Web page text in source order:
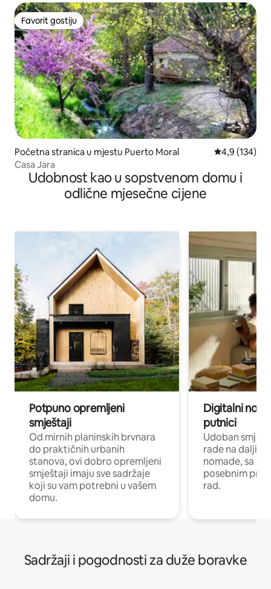
Favorit gostiju
Favorit gostiju
Početna stranica u mjestu Puerto Moral prosječna
4,9 (134)
Casa Jara
Udobnost kao u sopstvenom domu i
odlične mjesečne cijene
Potpuno opremljeni
smještaji
Od mirnih planinskih brvnara
do praktičnih urbanih
stanova, ovi dobro opremljeni
smještaji imaju sve sadržaje
koji su vam potrebni u vašem
domu.
Digitalni
putnici
Udoban
rade na
nomade, sa
posebnim
rad.
Sadržaji i pogodnosti za duže boravke